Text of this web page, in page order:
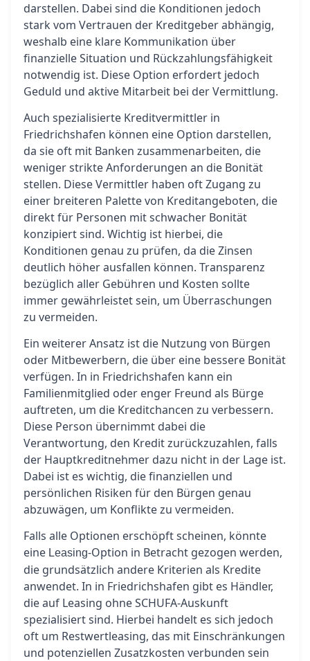
darstellen. Dabei sind die Konditionen jedoch
stark vom Vertrauen der Kreditgeber abhängig,
weshalb eine klare Kommunikation über
finanzielle Situation und Rückzahlungsfähigkeit
notwendig ist. Diese Option erfordert jedoch
Geduld und aktive Mitarbeit bei der Vermittlung.
Auch spezialisierte Kreditvermittler in
Friedrichshafen können eine Option darstellen,
da sie oft mit Banken zusammenarbeiten, die
weniger strikte Anforderungen an die Bonität
stellen. Diese Vermittler haben oft Zugang zu
einer breiteren Palette von Kreditangeboten, die
direkt für Personen mit schwacher Bonität
konzipiert sind. Wichtig ist hierbei, die
Konditionen genau zu prüfen, da die Zinsen
deutlich höher ausfallen können. Transparenz
bezüglich aller Gebühren und Kosten sollte
immer gewährleistet sein, um Überraschungen
zu vermeiden.
Ein weiterer Ansatz ist die Nutzung von Bürgen
oder Mitbewerbern, die über eine bessere Bonität
verfügen. In in Friedrichshafen kann ein
Familienmitglied oder enger Freund als Bürge
auftreten, um die Kreditchancen zu verbessern.
Diese Person übernimmt dabei die
Verantwortung, den Kredit zurückzuzahlen, falls
der Hauptkreditnehmer dazu nicht in der Lage ist.
Dabei ist es wichtig, die finanziellen und
persönlichen Risiken für den Bürgen genau
abzuwägen, um Konflikte zu vermeiden.
Falls alle Optionen erschöpft scheinen, könnte
eine Leasing-Option in Betracht gezogen werden,
die grundsätzlich andere Kriterien als Kredite
anwendet. In in Friedrichshafen gibt es Händler,
die auf Leasing ohne SCHUFA-Auskunft
spezialisiert sind. Hierbei handelt es sich jedoch
oft um Restwertleasing, das mit Einschränkungen
und potenziellen Zusatzkosten verbunden sein